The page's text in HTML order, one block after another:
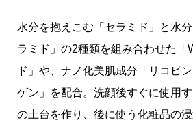
水分を抱えこむ「セラミド」と水
ラミド」の2種類を組み合わせた「
ド」や、ナノ化美肌成分「リコピ
ゲン」を配合。洗顔後すぐに使用
の土台を作り、後に使う化粧品の